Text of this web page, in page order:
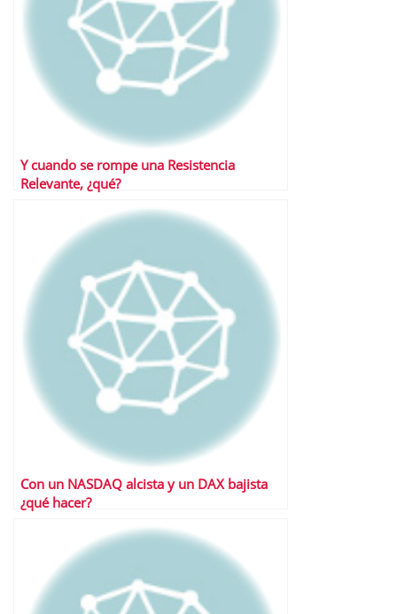
Y cuando se rompe una Resistencia
Relevante, ¿qué?
Con un NASDAQ alcista y un DAX bajista
¿qué hacer?